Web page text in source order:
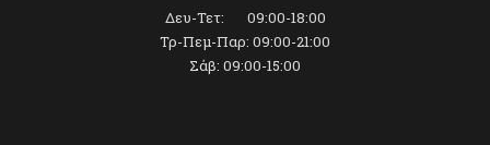
Δευ-Τετ: 09:00-18:00
Τρ-Πεμ-Παρ: 09:00-21:00
Σάβ: 09:00-15:00